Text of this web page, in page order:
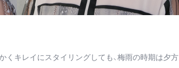
くキレイにスタイリングしても、梅雨の時期は夕方